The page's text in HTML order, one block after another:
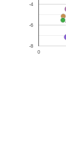
0
-8
-6
-4